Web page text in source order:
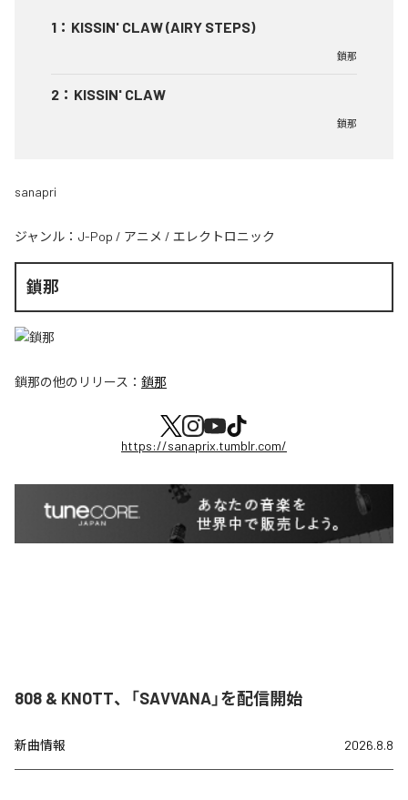
1 ： KISSIN' CLAW (AIRY STEPS)
鎖那
2 ： KISSIN' CLAW
鎖那
sanapri
ジャンル： J-Pop / アニメ / エレクトロニック
鎖那
鎖那の他のリリース： 鎖那
https://sanaprix.tumblr.com/
808 & KNOTT、「SAVVANA」を配信開始
新曲情報 2026.8.8